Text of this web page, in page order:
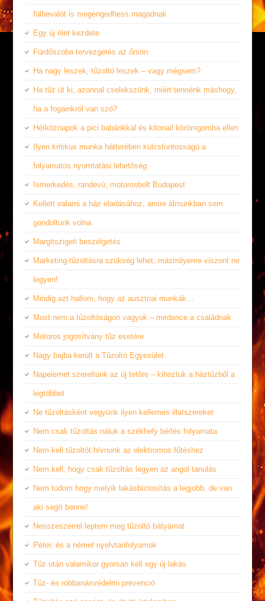
fülbevalót is megengedhess magadnak
Egy új élet kezdete
Fürdőszoba tervezgetés az őrsön
Ha nagy leszek, tűzoltó leszek – vagy mégsem?
Ha tűz üt ki, azonnal cselekszünk, miért tennénk máshogy,
ha a fogainkról van szó?
Hétköznapok a pici babánkkal és kitonail körömgomba ellen
Ilyen kritikus munka hátterében kulcsfontosságú a
folyamatos nyomtatási lehetőség
Ismerkedés, randevú, motorosbolt Budapest
Kellett valami a ház eladásához, amire álmunkban sem
gondoltunk volna
Margitszigeti beszélgetés
Marketing-tűzoltásra szükség lehet, másmilyenre viszont ne
legyen!
Mindig azt hallom, hogy az ausztriai munkák…
Most nem a tűzoltóságon vagyok – medence a családnak
Motoros jogosítvány tűz esetére
Nagy bajba került a Tűzoltó Egyesület
Napelemet szereltünk az új tetőre – kihoztuk a háztűzből a
legtöbbet
Ne tűzoltásként vegyünk ilyen kellemes illatszereket
Nem csak tűzoltás náluk a székhely bérlés folyamata
Nem kell tűzoltót hívnunk az elektromos fűtéshez
Nem kell, hogy csak tűzoltás legyen az angol tanulás
Nem tudom hogy melyik lakásbiztosítás a legjobb, de van
aki segít benne!
Nesszeszerrel leptem meg tűzoltó bátyámat
Péter, és a német nyelvtanfolyamok
Tűz után valamikor gyorsan kell egy új lakás
Tűz- és robbanásvédelmi prevenció